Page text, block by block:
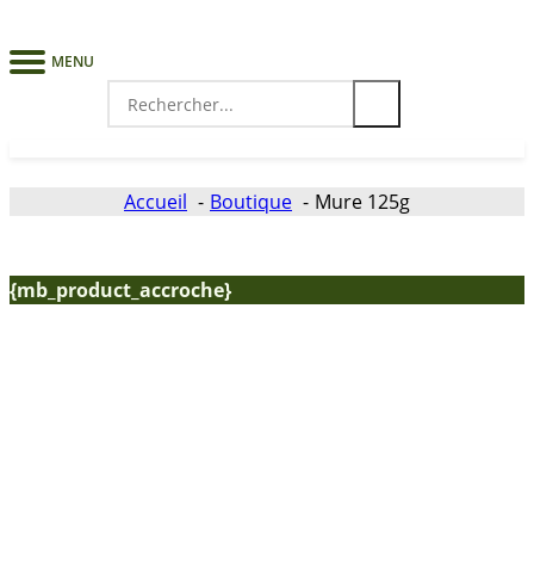
MENU
Search
for:
Accueil Boutique Mure 125g
{mb_product_accroche}